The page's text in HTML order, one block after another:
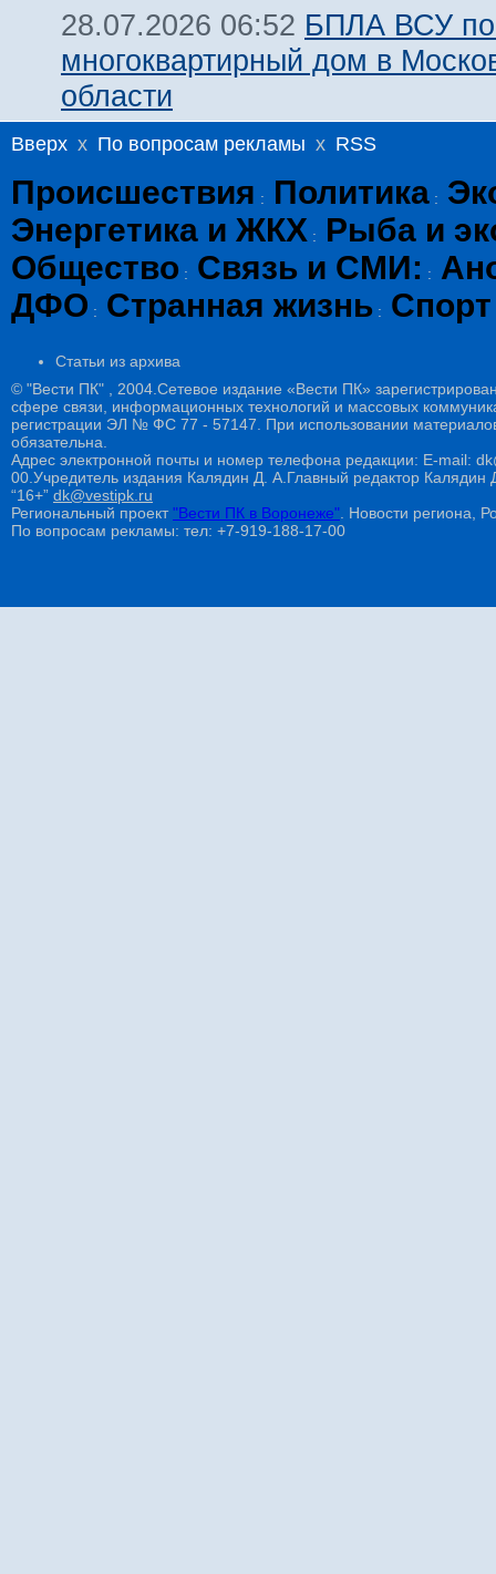
28.07.2026 06:52 БПЛА ВСУ
многоквартирный дом в
области
Вверх x По вопросам рекламы x RSS
Происшествия : Политика :
Энергетика и ЖКХ :
Рыба и
Общество : Связь и СМИ: :
ДФО : Странная жизнь : Спорт
Статьи из архива
© "Вести ПК" , 2004.Сетевое издание «Вести ПК»
сфере связи, информационных технологий и массовых
регистрации ЭЛ № ФС 77 - 57147. При использовании
обязательна.
Адрес электронной почты и номер телефона редакции: E-mail:
00.Учредитель издания Калядин Д. А.Главный редактор
“16+” dk@vestipk.ru
Региональный проект"Вести ПК в Воронеже" . Новости региона,
По вопросам рекламы: тел: +7-919-188-17-00